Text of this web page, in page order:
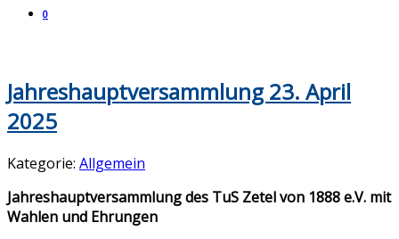
0
Jahreshauptversammlung 23. April
2025
Kategorie: Allgemein
Jahreshauptversammlung des TuS Zetel von 1888 e.V. mit
Wahlen und Ehrungen